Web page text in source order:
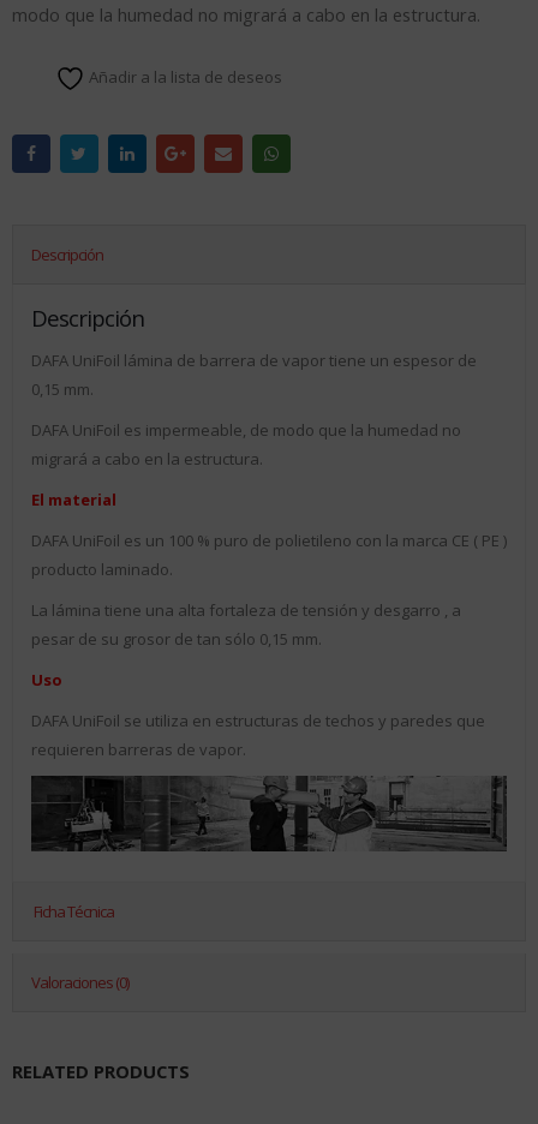
modo que la humedad no migrará a cabo en la estructura.
Añadir a la lista de deseos
Descripción
Descripción
DAFA UniFoil lámina de barrera de vapor tiene un espesor de
0,15 mm.
DAFA UniFoil es impermeable, de modo que la humedad no
migrará a cabo en la estructura.
El material
DAFA UniFoil es un 100 % puro de polietileno con la marca CE ( PE )
producto laminado.
La lámina tiene una alta fortaleza de tensión y desgarro , a
pesar de su grosor de tan sólo 0,15 mm.
Uso
DAFA UniFoil se utiliza en estructuras de techos y paredes que
requieren barreras de vapor.
Ficha Técnica
Valoraciones (0)
RELATED PRODUCTS